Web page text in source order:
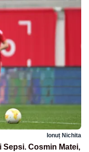
Ionuț Nichita
Cosmin Matei,